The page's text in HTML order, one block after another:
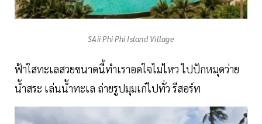
SAii Phi Phi Island Village
ฟ้าใสทะเลสวยขนาดนี้ทำเราอดใจไม่ไหว ไปปักหมุดว่าย
น้ำสระ เล่นน้ำทะเล ถ่ายรูปมุมเก๋ไปทั่ว รีสอร์ท